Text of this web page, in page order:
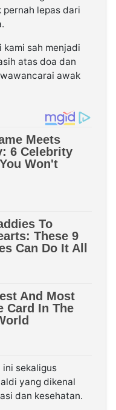
pernah lepas dari
kami sah menjadi
atas doa dan
awak
ini sekaligus
yang dikenal
dan kesehatan.